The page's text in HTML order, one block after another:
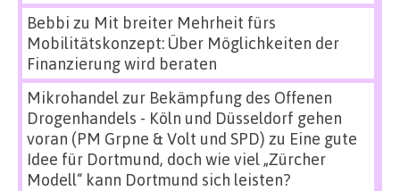
Bebbi zu Mit breiter Mehrheit fürs
Mobilitätskonzept: Über Möglichkeiten der
Finanzierung wird beraten
Mikrohandel zur Bekämpfung des Offenen
Drogenhandels - Köln und Düsseldorf gehen
voran (PM Grpne & Volt und SPD) zu Eine gute
Idee für Dortmund, doch wie viel „Zürcher
Modell“ kann Dortmund sich leisten?